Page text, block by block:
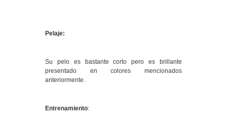
Pelaje:
Su pelo es bastante corto pero es brillante
presentado en colores mencionados
anteriormente.
Entrenamiento: